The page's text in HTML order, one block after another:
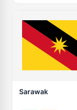
Sarawak